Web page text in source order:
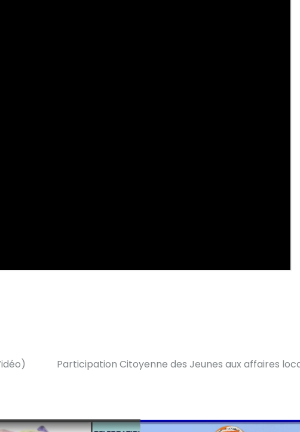
Participation Citoyenne des Jeunes aux affaires